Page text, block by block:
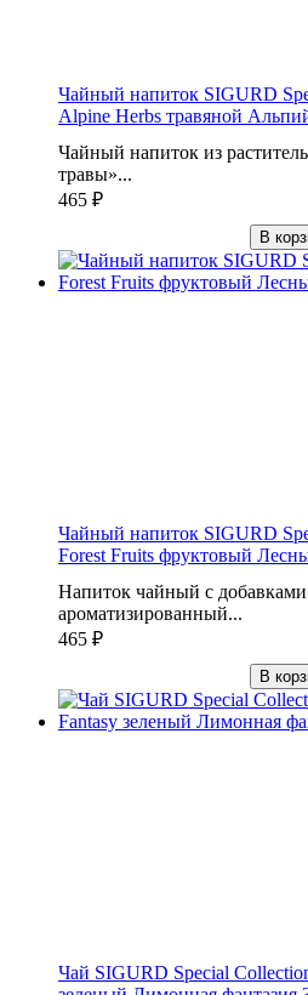
Чайный напиток SIGURD
Alpine Herbs травяной
Чайный напиток из
травы»...
465 ₽
В
Чайный напиток SIGURD
Forest Fruits фруктовый
Напиток чайный с добавками
ароматизированный...
465 ₽
В
Чай SIGURD Special